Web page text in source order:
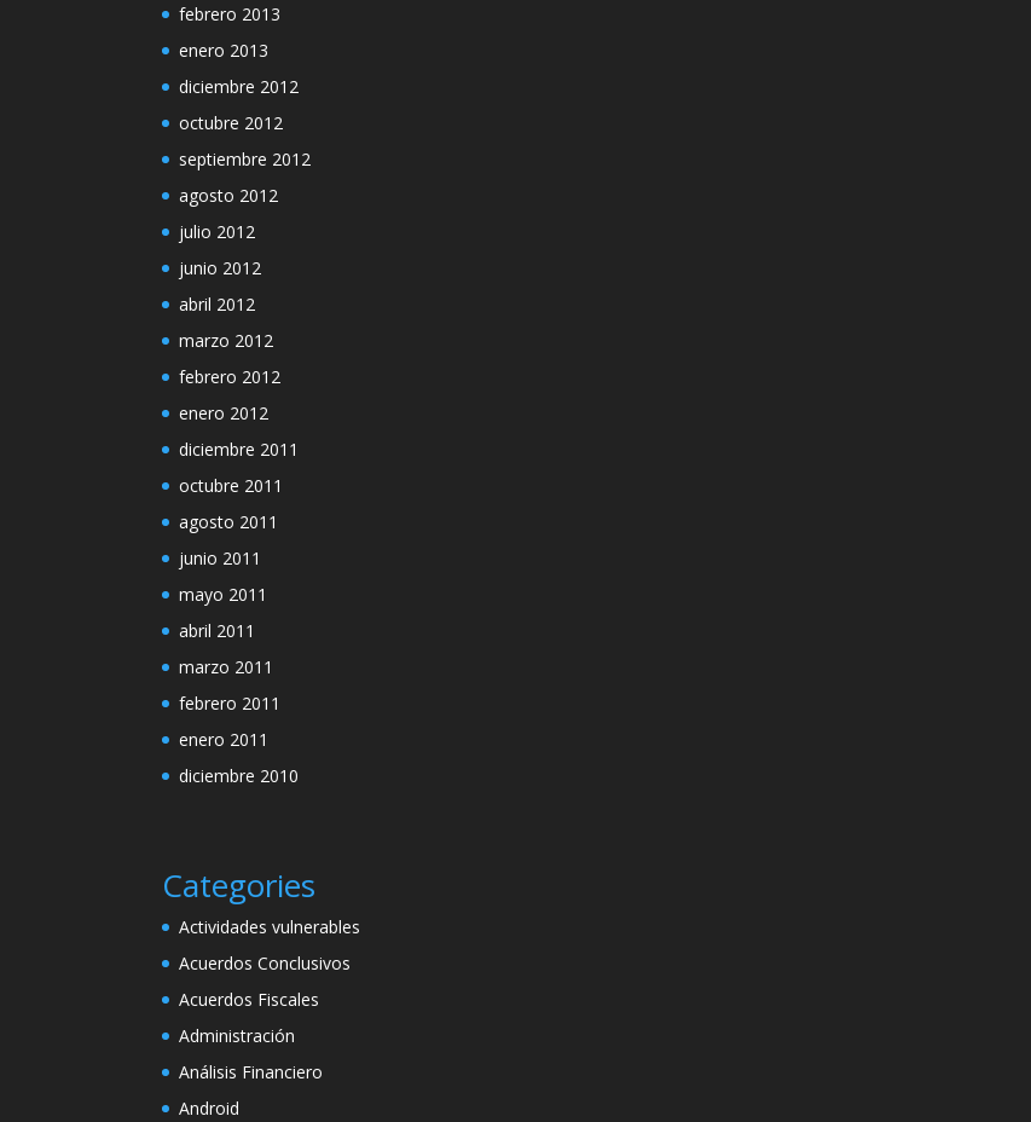
febrero 2013
enero 2013
diciembre 2012
octubre 2012
septiembre 2012
agosto 2012
julio 2012
junio 2012
abril 2012
marzo 2012
febrero 2012
enero 2012
diciembre 2011
octubre 2011
agosto 2011
junio 2011
mayo 2011
abril 2011
marzo 2011
febrero 2011
enero 2011
diciembre 2010
Categories
Actividades vulnerables
Acuerdos Conclusivos
Acuerdos Fiscales
Administración
Análisis Financiero
Android